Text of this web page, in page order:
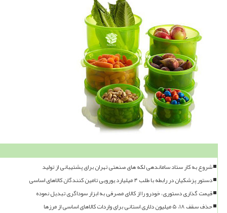
شروع به کار ستاد ساماندهی لکه های صنعتی تهران برای پشتیبانی از تولید
دستور پزشکیان در رابطه با طلب ۴ میلیارد یورویی تامین کنندگان کالاهای اساسی
قیمت گذاری دستوری، خودرو را از کالای مصرفی به ابزار سوداگری تبدیل نموده
حذف سقف ۱۸، ۵ میلیون دلاری استانی برای واردات کالاهای اساسی از مرزها